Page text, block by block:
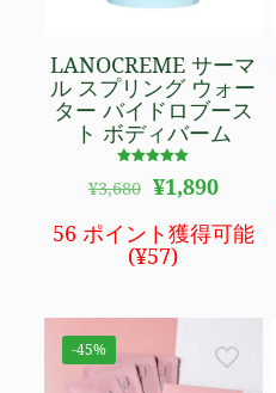
LANOCREME サーマ
ル スプリング ウォー
ター バイドロブース
ト ボディバーム
5.00
¥3,680 元
価
格
は
で
た。
¥1,890現
の
価
で
す。
56 ポイント獲得可能
(¥57)
-45%